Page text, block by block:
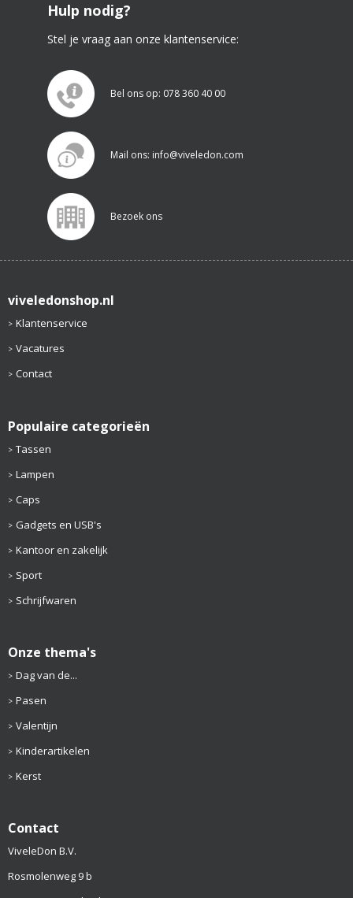
Hulp nodig?
Stel je vraag aan onze klantenservice:
Bel ons op: 078 360 40 00
Mail ons: info@viveledon.com
Bezoek ons
viveledonshop.nl
Klantenservice
Vacatures
Contact
Populaire categorieën
Tassen
Lampen
Caps
Gadgets en USB's
Kantoor en zakelijk
Sport
Schrijfwaren
Onze thema's
Dag van de...
Pasen
Valentijn
Kinderartikelen
Kerst
Contact
ViveleDon B.V.
Rosmolenweg 9 b